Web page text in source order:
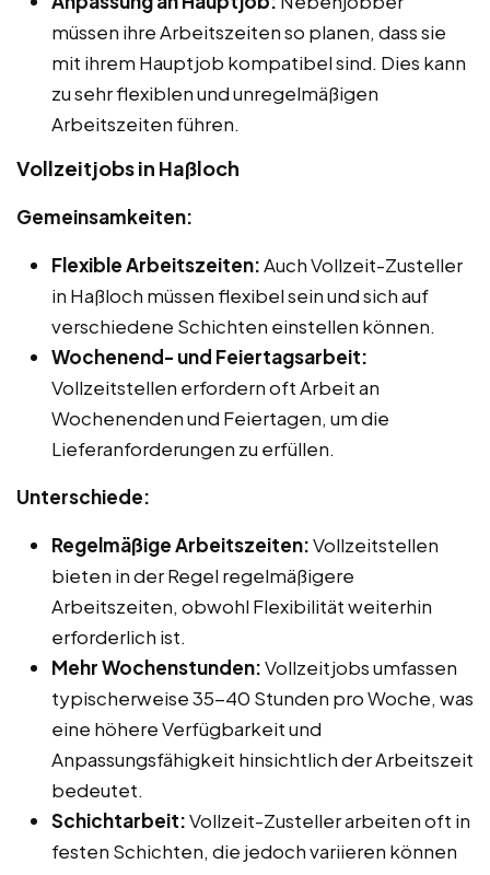
müssen ihre Arbeitszeiten so planen, dass sie
mit ihrem Hauptjob kompatibel sind. Dies kann
zu sehr flexiblen und unregelmäßigen
Arbeitszeiten führen.
Vollzeitjobs in Haßloch
Gemeinsamkeiten:
Flexible Arbeitszeiten:Auch Vollzeit-Zusteller
in Haßloch müssen flexibel sein und sich auf
verschiedene Schichten einstellen können.
Wochenend- und Feiertagsarbeit:
Vollzeitstellen erfordern oft Arbeit an
Wochenenden und Feiertagen, um die
Lieferanforderungen zu erfüllen.
Unterschiede:
Regelmäßige Arbeitszeiten:Vollzeitstellen
bieten in der Regel regelmäßigere
Arbeitszeiten, obwohl Flexibilität weiterhin
erforderlich ist.
Mehr Wochenstunden:Vollzeitjobs umfassen
typischerweise 35-40 Stunden pro Woche, was
eine höhere Verfügbarkeit und
Anpassungsfähigkeit hinsichtlich der Arbeitszeit
bedeutet.
Schichtarbeit:Vollzeit-Zusteller arbeiten oft in
festen Schichten, die jedoch variieren können